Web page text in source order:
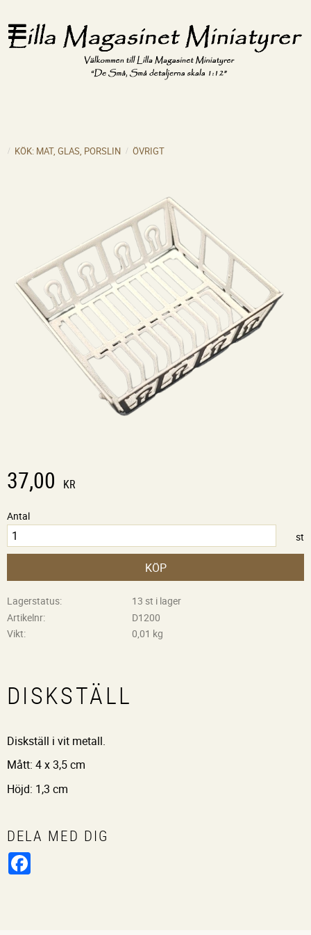
KÖK: MAT, GLAS, PORSLIN ÖVRIGT
37,00 KR
Antal
st
KÖP
Lagerstatus
13 st i lager
Artikelnr
D1200
Vikt
0,01 kg
DISKSTÄLL
Diskställ i vit metall.
Mått: 4 x 3,5 cm
Höjd: 1,3 cm
DELA MED DIG